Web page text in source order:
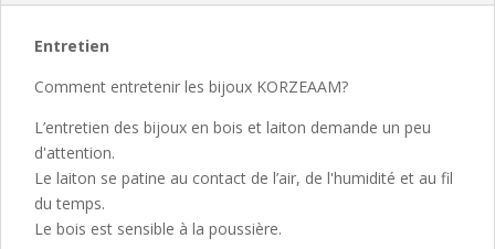
Entretien
Comment entretenir les bijoux KORZEAAM?
L’entretien des bijoux en bois et laiton demande un peu
d'attention.
Le laiton se patine au contact de l’air, de l'humidité et au fil
du temps.
Le bois est sensible à la poussière.